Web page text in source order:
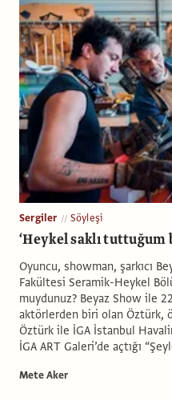
Sergiler Söyleşi
‘Heykel saklı tuttuğum
Oyuncu, showman, şarkıcı
Fakültesi Seramik-Heykel
muydunuz? Beyaz Show ile
aktörlerden biri olan Öztürk,
Öztürk ile İGA İstanbul
İGA ART Galeri’de açtığı
Mete Aker